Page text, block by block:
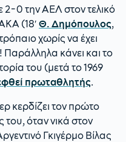
0 την ΑΕΛ στον τελικό
(18′ Θ. Δημόπουλος,
χωρίς να έχει
Παράλληλα κάνει και το
του (μετά το 1969
πρωταθλητής.
κερδίζει τον πρώτο
του, όταν νικά στον
Γκιγέρμο Βίλας